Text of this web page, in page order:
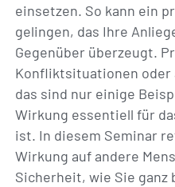
einsetzen. So kann ein
gelingen, das Ihre
Gegenüber überzeugt.
Konfliktsituationen oder
das sind nur einige
Wirkung essentiell für
ist. In diesem Seminar
Wirkung auf andere
Sicherheit, wie Sie